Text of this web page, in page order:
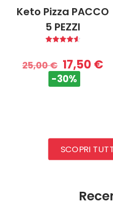
Keto Pizza PACCO
5 PEZZI
su 5
25,00€ 17,50 €
-30%
SCOPRI